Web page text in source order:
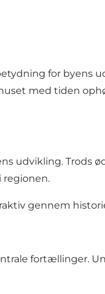
for byens
med tiden
udvikling. Trods
regionen.
gennem
fortællinger.